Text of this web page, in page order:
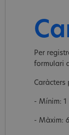
Per
formulari
Caràcters
- Mínim: 1
- Màxim: